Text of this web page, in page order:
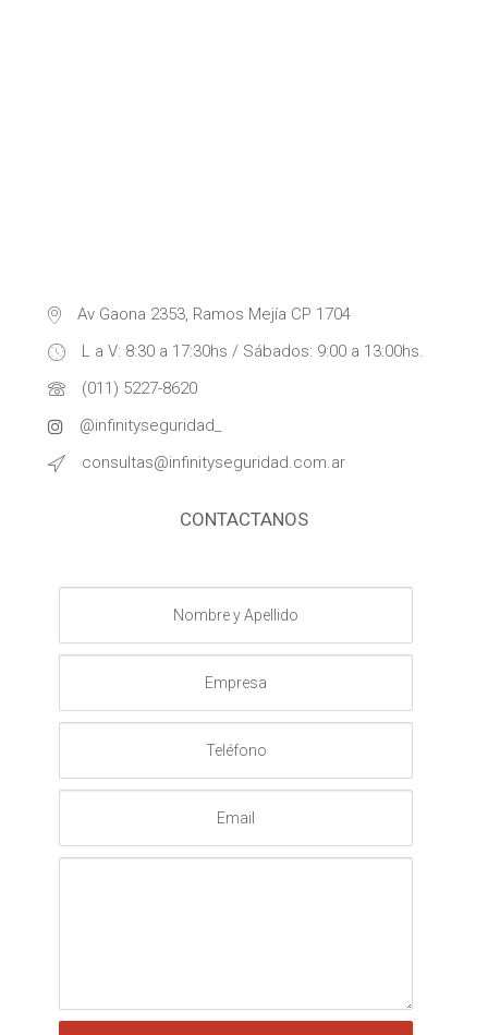
CONTACTANOS
Apellido
Av Gaona 2353, Ramos Mejía CP 1704
L a V: 8:30 a 17:30hs / Sábados: 9:00 a 13:00hs.
(011) 5227-8620
@infinityseguridad_
consultas@infinityseguridad.com.ar